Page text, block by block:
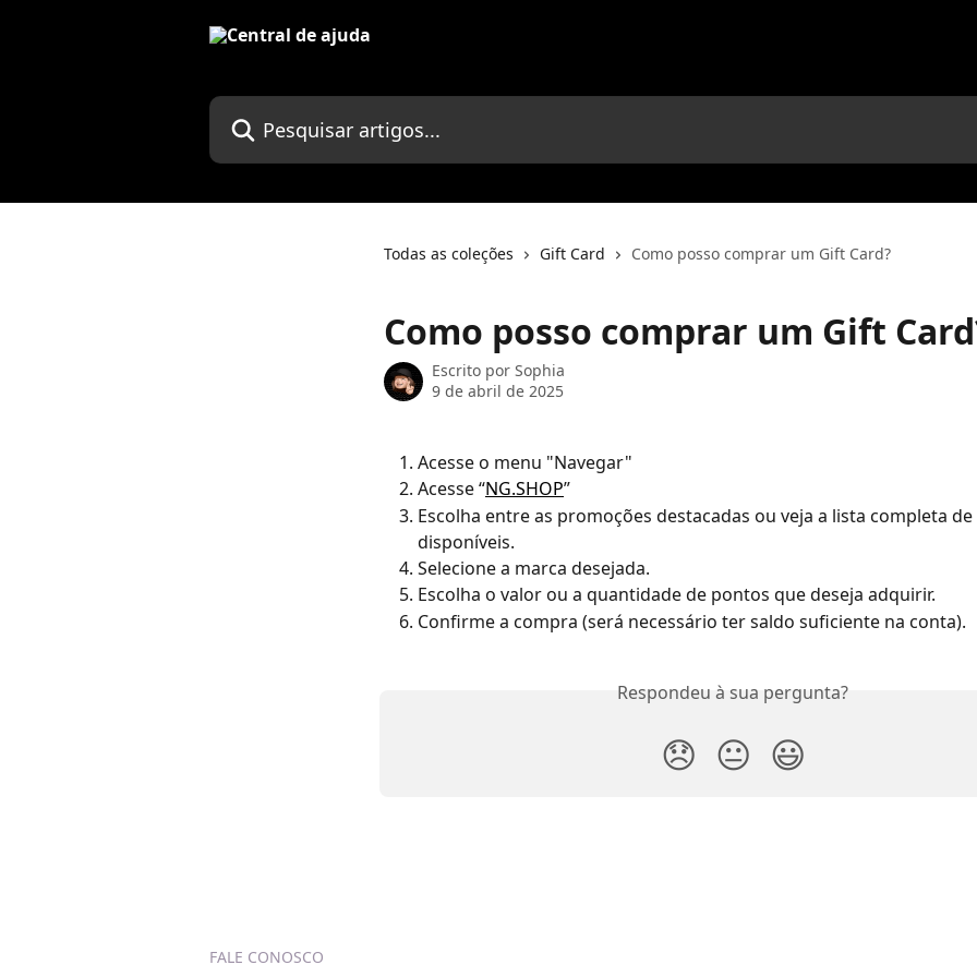
Pesquisar artigos...
Todas as coleções Gift Card Como posso comprar um Gift Card?
Como posso comprar um Gift
Escrito por Sophia
9 de abril de 2025
Acesse o menu "Navegar"
Acesse “NG.SHOP”
Escolha entre as promoções destacadas ou veja a lista completa
disponíveis.
Selecione a marca desejada.
Escolha o valor ou a quantidade de pontos que deseja adquirir.
Confirme a compra (será necessário ter saldo suficiente na conta).
Respondeu à sua pergunta?
😞 😐 😃
FALE CONOSCO